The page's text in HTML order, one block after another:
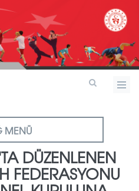
MENÜ
DÜZENLENEN
FEDERASYONU